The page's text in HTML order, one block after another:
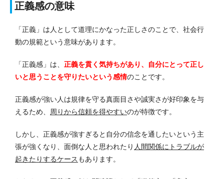
正義感の意味
「正義」は人として道理にかなった正しさのことで、社会行
動の規範という意味があります。
「正義感」は、 正義を貫く気持ちがあり、自分にとって正し
いと思うことを守りたいという感情のことです。
正義感が強い人は規律を守る真面目さや誠実さが好印象を与
えるため、 周りから信頼を得やすいのが特徴です。
しかし、正義感が強すぎると自分の信念を通したいという主
張が強くなり、面倒な人と思われたり 人間関係にトラブルが
起きたりするケース もあります。